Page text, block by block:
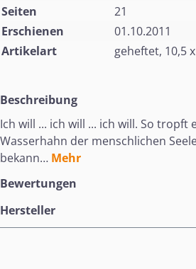
Seiten
21
Erschienen
01.10.2011
Artikelart
geheftet, 10,5
Beschreibung
Ich will ... ich will ... ich will. So tropft
Wasserhahn der menschlichen
bekann… Mehr
Bewertungen
Hersteller